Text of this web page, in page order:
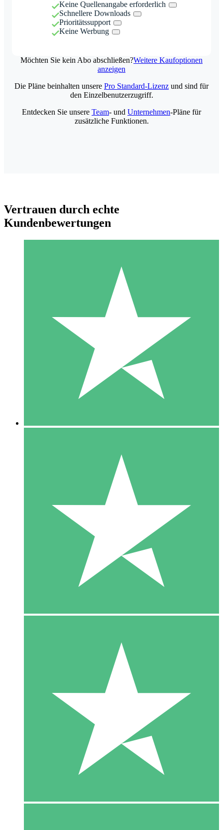
Keine Quellenangabe erforderlich
Schnellere Downloads
Prioritätssupport
Keine Werbung
Möchten Sie kein Abo abschließen?Weitere Kaufoptionen
anzeigen
Individuelle Credit-Pakete
Zahlen Sie nach Bedarf mit Download-Credits. Keine
monatliche Verpflichtung erforderlich.
10 00
10 Downloads
20 00
Die Pläne beinhalten unsere Pro Standard-Lizenz und sind für
den Einzelbenutzerzugriff.
Entdecken Sie unsere Team- und Unternehmen-Pläne für
zusätzliche Funktionen.
Vertrauen durch echte
Kundenbewertungen